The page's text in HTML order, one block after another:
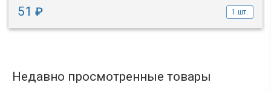
51 ₽ 1 шт.
Недавно просмотренные товары